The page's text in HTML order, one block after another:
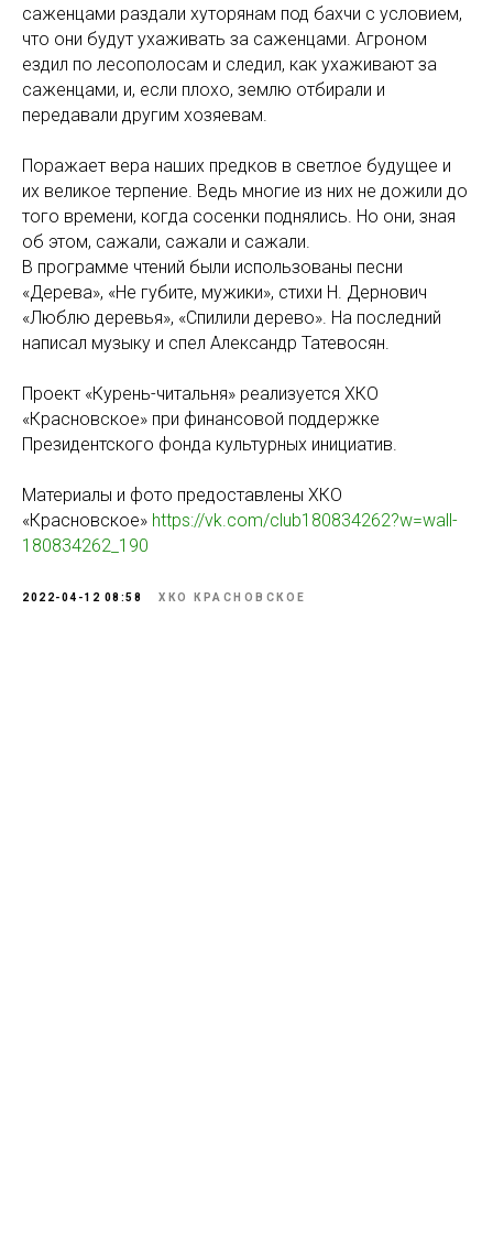
саженцами раздали хуторянам под бахчи с условием,
что они будут ухаживать за саженцами. Агроном
ездил по лесополосам и следил, как ухаживают за
саженцами, и, если плохо, землю отбирали и
передавали другим хозяевам.
Поражает вера наших предков в светлое будущее и
их великое терпение. Ведь многие из них не дожили до
того времени, когда сосенки поднялись. Но они, зная
об этом, сажали, сажали и сажали.
В программе чтений были использованы песни
«Дерева», «Не губите, мужики», стихи Н. Дернович
«Люблю деревья», «Спилили дерево». На последний
написал музыку и спел Александр Татевосян.
Проект «Курень-читальня» реализуется ХКО
«Красновское» при финансовой поддержке
Президентского фонда культурных инициатив.
Материалы и фото предоставлены ХКО
«Красновское» https://vk.com/club180834262?w=wall-
180834262_190
2022-04-12 08:58 ХКО КРАСНОВСКОЕ